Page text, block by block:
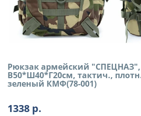
Рюкзак армейский "СПЕЦНАЗ",
В50*Ш40*Г20см, тактич.,
зеленый КМФ(78-001)
1338 р.